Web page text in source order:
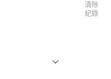
清除
紀錄